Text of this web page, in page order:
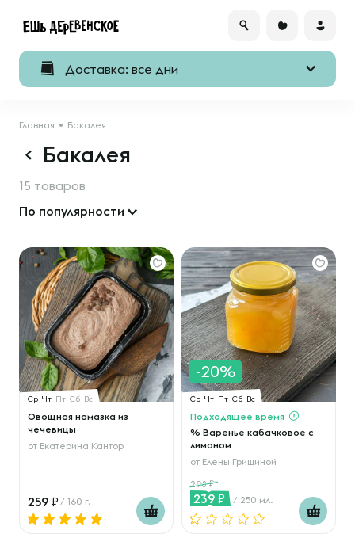
Доставка: все дни
Главная Бакалея
Бакалея
15 товаров
По популярности
Ср Чт Пт Сб Вс
Овощная намазка из
чечевицы
от Екатерина Кантор
259 / 160 г.
-20%
Ср Чт Пт Сб Вс
Подходящее время
% Варенье кабачковое с
лимоном
от Елены Гришиной
298
239 / 250 мл.